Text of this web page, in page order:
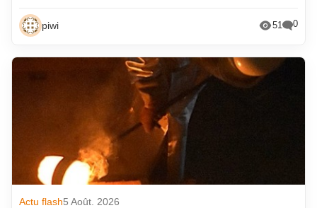
piwi 51 0
Actu flash5 Août. 2026